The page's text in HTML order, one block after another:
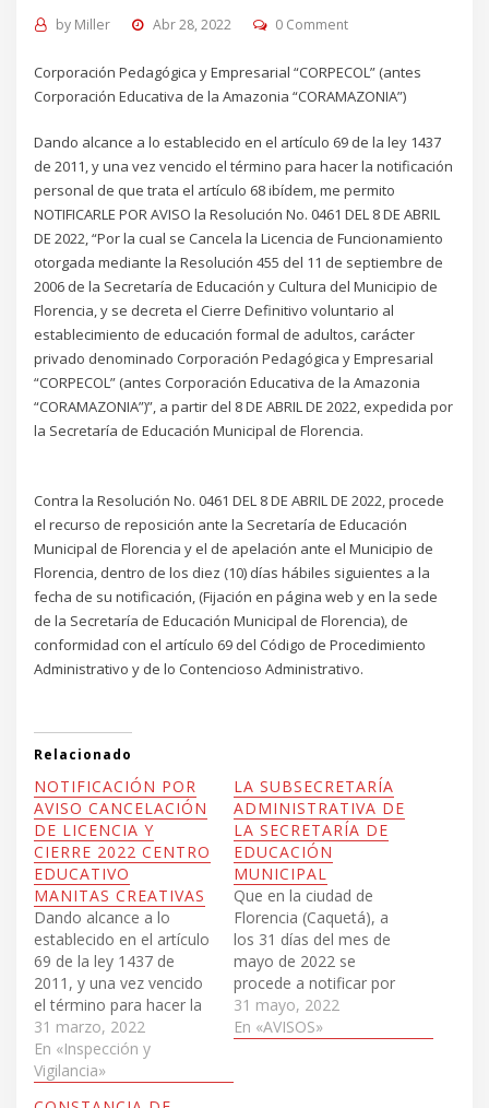
by Miller Abr 28, 2022 0 Comment
Corporación Pedagógica y Empresarial “CORPECOL” (antes
Corporación Educativa de la Amazonia “CORAMAZONIA”)
Dando alcance a lo establecido en el artículo 69 de la ley 1437
de 2011, y una vez vencido el término para hacer la notificación
personal de que trata el artículo 68 ibídem, me permito
NOTIFICARLE POR AVISO la Resolución No. 0461 DEL 8 DE ABRIL
DE 2022, “Por la cual se Cancela la Licencia de Funcionamiento
otorgada mediante la Resolución 455 del 11 de septiembre de
2006 de la Secretaría de Educación y Cultura del Municipio de
Florencia, y se decreta el Cierre Definitivo voluntario al
establecimiento de educación formal de adultos, carácter
privado denominado Corporación Pedagógica y Empresarial
“CORPECOL” (antes Corporación Educativa de la Amazonia
“CORAMAZONIA”)”, a partir del 8 DE ABRIL DE 2022, expedida por
la Secretaría de Educación Municipal de Florencia.
Contra la Resolución No. 0461 DEL 8 DE ABRIL DE 2022, procede
el recurso de reposición ante la Secretaría de Educación
Municipal de Florencia y el de apelación ante el Municipio de
Florencia, dentro de los diez (10) días hábiles siguientes a la
fecha de su notificación, (Fijación en página web y en la sede
de la Secretaría de Educación Municipal de Florencia), de
conformidad con el artículo 69 del Código de Procedimiento
Administrativo y de lo Contencioso Administrativo.
Relacionado
NOTIFICACIÓN POR
AVISO CANCELACIÓN
DE LICENCIA Y
CIERRE 2022 CENTRO
EDUCATIVO
MANITAS CREATIVAS
Dando alcance a lo
establecido en el artículo
69 de la ley 1437 de
2011, y una vez vencido
el término para hacer la
notificación personal de
que trata el artículo 68
ibídem, me permito
31 marzo, 2022
En «Inspección y
Vigilancia»
LA SUBSECRETARÍA
ADMINISTRATIVA DE
LA SECRETARÍA DE
EDUCACIÓN
MUNICIPAL
Que en la ciudad de
Florencia (Caquetá), a
los 31 días del mes de
mayo de 2022 se
procede a notificar por
cartelera de la SEM y
pagina web
31 mayo, 2022
En «AVISOS»